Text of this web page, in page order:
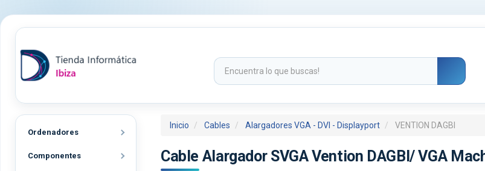
Ordenadores
Componentes
Inicio Cables Alargadores VGA - DVI - Displayport VENTION DAGBI
Cable Alargador SVGA Vention DAGBI/ VGA